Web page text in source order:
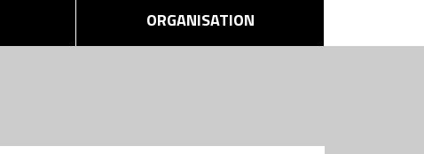
ORGANISATION